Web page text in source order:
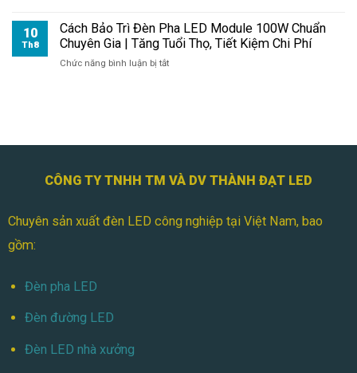
Nghiệp
|
Bền
Pha
Module
Cho
Sáng
10
Th8
Cách Bảo Trì Đèn Pha LED Module 100W Chuẩn
Chuyên Gia | Tăng Tuổi Thọ, Tiết Kiệm Chi Phí
Chức năng bình luận bị tắtở
LED
100W
Gia
CÔNG TY TNHH TM VÀ DV THÀNH ĐẠT LED
Chuyên sản xuất đèn LED công nghiệp tại Việt Nam, bao
gồm:
Đèn pha LED
Đèn đường LED
Đèn LED nhà xưởng